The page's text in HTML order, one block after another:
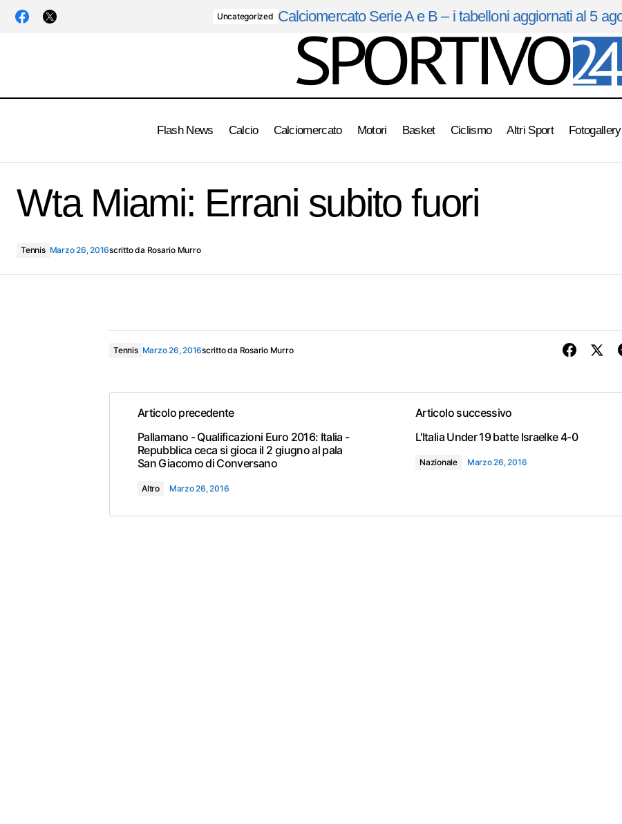
Uncategorized Calciomercato Serie A e B – i tabelloni aggiornati al 5
Flash News Calcio Calciomercato Motori Basket Ciclismo Altri Sport Fotogallery
pala San Giacomo di Conversano
Wta Miami: Errani subito fuori
Tennis Marzo 26, 2016scritto da Rosario Murro
Tennis Marzo 26, 2016scritto da Rosario Murro
Articolo precedente
Pallamano - Qualificazioni Euro 2016: Italia -
Repubblica ceca si gioca il 2 giugno al pala
San Giacomo di Conversano
Altro Marzo 26, 2016
Articolo successivo
L'Italia Under 19 batte Israelke 4-0
Nazionale Marzo 26, 2016